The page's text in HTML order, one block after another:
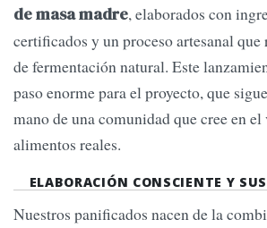
de masa madre, elaborados con
certificados y un proceso artesanal que
de fermentación natural. Este
paso enorme para el proyecto, que
mano de una comunidad que cree en
alimentos reales.
ELABORACIÓN CONSCIENTE Y
Nuestros panificados nacen de la